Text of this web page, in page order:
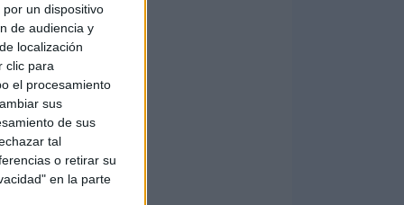
un dispositivo
de audiencia y
localización
clic para
el procesamiento
sus
de sus
tal
o retirar su
en la parte